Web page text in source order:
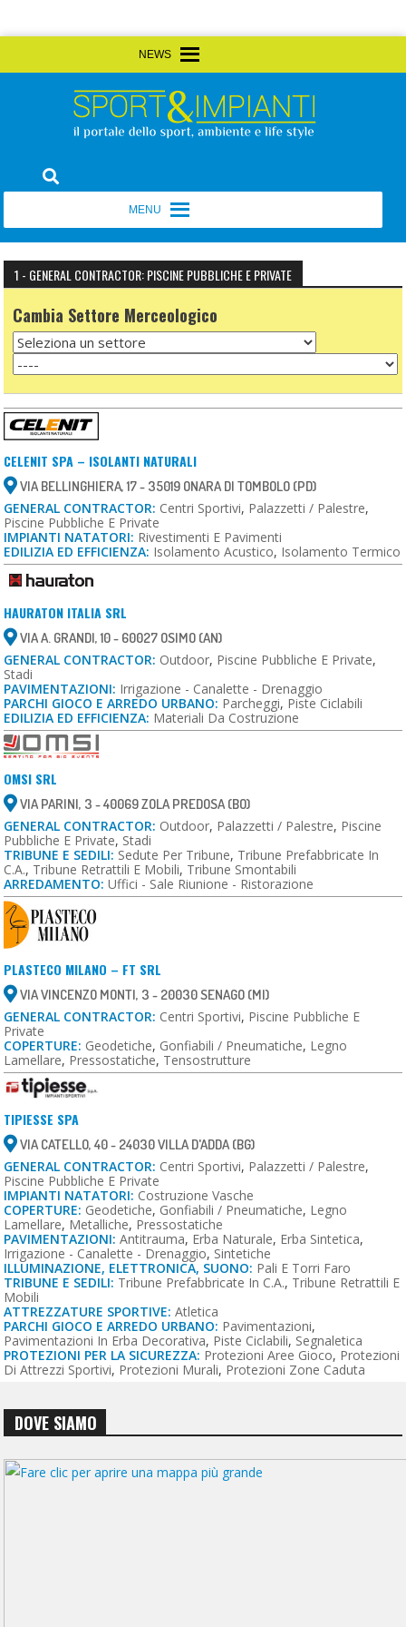
to
Sport&Impianti
1 - GENERAL CONTRACTOR: PISCINE PUBBLICHE E PRIVATE
Cambia Settore Merceologico
CELENIT SPA – ISOLANTI NATURALI
VIA BELLINGHIERA, 17 - 35019 ONARA DI TOMBOLO (PD)
GENERAL CONTRACTOR: Centri Sportivi, Palazzetti / Palestre,
Piscine Pubbliche E Private
IMPIANTI NATATORI: Rivestimenti E Pavimenti
EDILIZIA ED EFFICIENZA: Isolamento Acustico, Isolamento Termico
HAURATON ITALIA SRL
VIA A. GRANDI, 10 - 60027 OSIMO (AN)
GENERAL CONTRACTOR: Outdoor, Piscine Pubbliche E Private,
Stadi
PAVIMENTAZIONI: Irrigazione - Canalette - Drenaggio
PARCHI GIOCO E ARREDO URBANO: Parcheggi, Piste Ciclabili
EDILIZIA ED EFFICIENZA: Materiali Da Costruzione
OMSI SRL
VIA PARINI, 3 - 40069 ZOLA PREDOSA (BO)
GENERAL CONTRACTOR: Outdoor, Palazzetti / Palestre, Piscine
Pubbliche E Private, Stadi
TRIBUNE E SEDILI: Sedute Per Tribune, Tribune Prefabbricate In
C.a., Tribune Retrattili E Mobili, Tribune Smontabili
ARREDAMENTO: Uffici - Sale Riunione - Ristorazione
PLASTECO MILANO – FT SRL
VIA VINCENZO MONTI, 3 - 20030 SENAGO (MI)
GENERAL CONTRACTOR: Centri Sportivi, Piscine Pubbliche E
Private
COPERTURE: Geodetiche, Gonfiabili / Pneumatiche, Legno
Lamellare, Pressostatiche, Tensostrutture
TIPIESSE SPA
VIA CATELLO, 40 - 24030 VILLA D'ADDA (BG)
GENERAL CONTRACTOR: Centri Sportivi, Palazzetti / Palestre,
Piscine Pubbliche E Private
IMPIANTI NATATORI: Costruzione Vasche
COPERTURE: Geodetiche, Gonfiabili / Pneumatiche, Legno
Lamellare, Metalliche, Pressostatiche
PAVIMENTAZIONI: Antitrauma, Erba Naturale, Erba Sintetica,
Irrigazione - Canalette - Drenaggio, Sintetiche
ILLUMINAZIONE, ELETTRONICA, SUONO: Pali E Torri Faro
TRIBUNE E SEDILI: Tribune Prefabbricate In C.a., Tribune Retrattili E
Mobili
ATTREZZATURE SPORTIVE: Atletica
PARCHI GIOCO E ARREDO URBANO: Pavimentazioni,
Pavimentazioni In Erba Decorativa, Piste Ciclabili, Segnaletica
PROTEZIONI PER LA SICUREZZA: Protezioni Aree Gioco, Protezioni
Di Attrezzi Sportivi, Protezioni Murali, Protezioni Zone Caduta
DOVE SIAMO